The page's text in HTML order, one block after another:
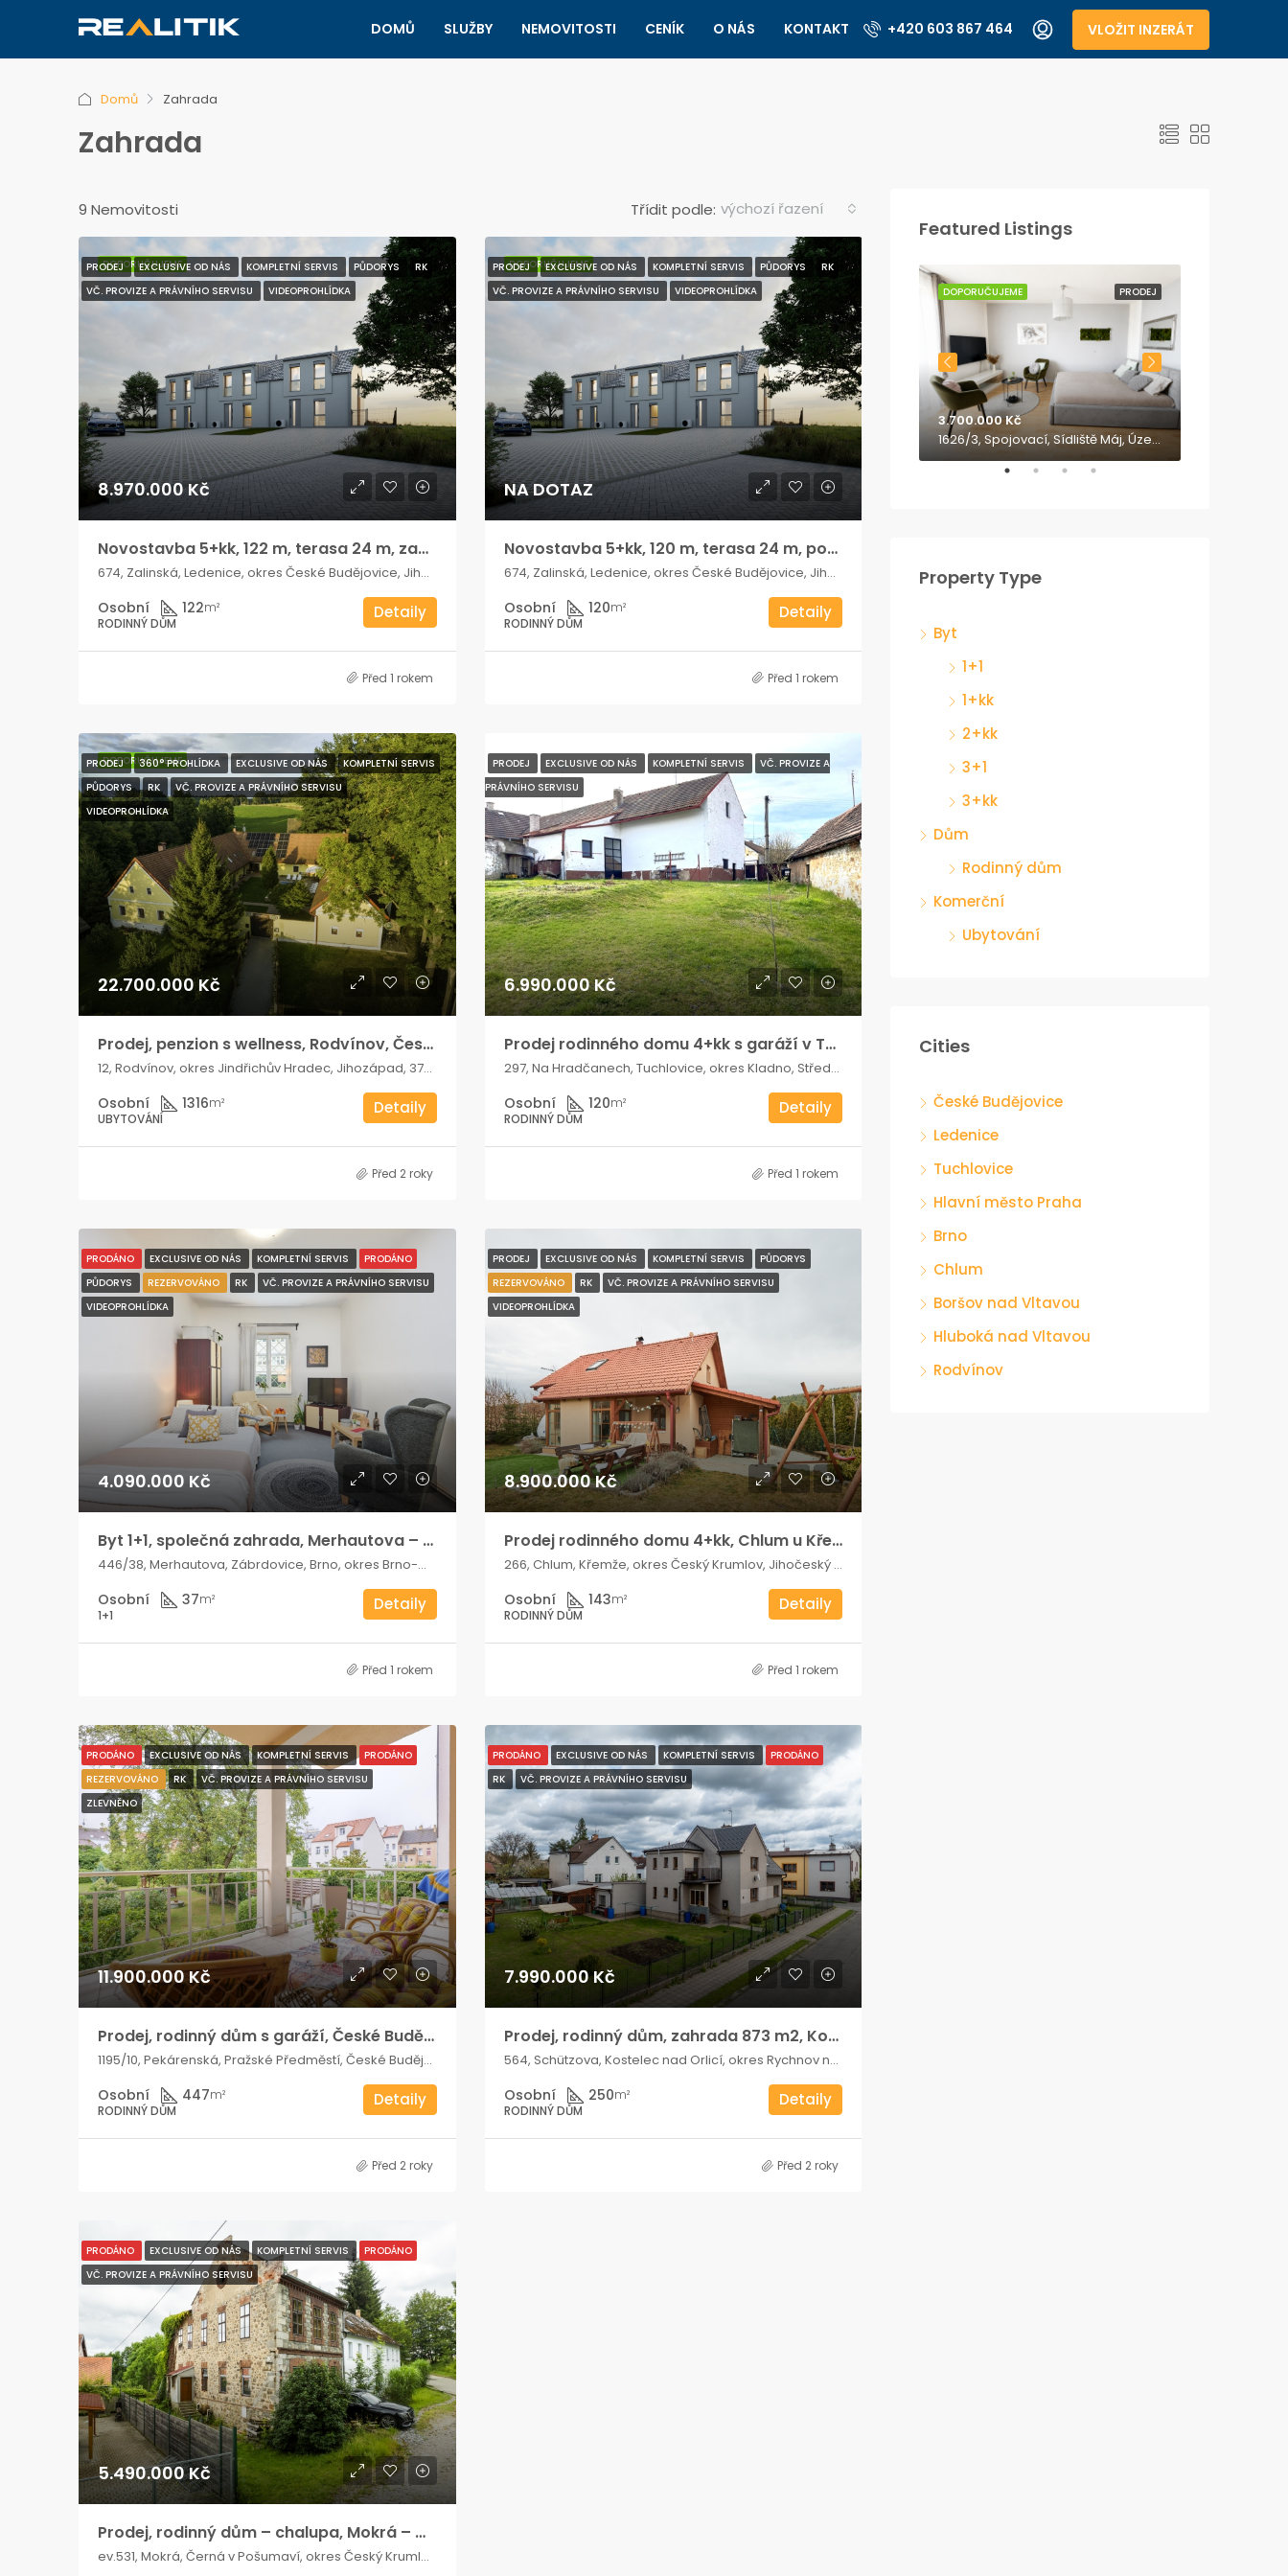
DOMŮ SLUŽBY NEMOVITOSTI CENÍK O NÁS KONTAKT +420 603 867 464 VLOŽIT INZERÁT
Domů Zahrada
Zahrada
9 Nemovitosti Třídit podle: výchozí řazení
DOPORUČUJEME
PRODEJ EXCLUSIVE OD NÁS KOMPLETNÍ SERVIS PŮDORYS
RK
VČ. PROVIZE A PRÁVNÍHO SERVISU
VIDEOPROHLÍDKA
8.970.000 Kč
Novostavba 5+kk, 122 m, terasa 24 m, zahrada 725 m, 2x parkování
674, Zalinská, Ledenice, okres České Budějovice, Jihozápad, 373 11, Česko
Osobní 122m²
RODINNÝ DŮM
Detaily
Před 1 rokem
DOPORUČUJEME
PRODEJ EXCLUSIVE OD NÁS KOMPLETNÍ SERVIS PŮDORYS
RK
VČ. PROVIZE A PRÁVNÍHO SERVISU
VIDEOPROHLÍDKA
NA DOTAZ
Novostavba 5+kk, 120 m, terasa 24 m, pozemek 725 m, 2x parkování
674, Zalinská, Ledenice, okres České Budějovice, Jihozápad, 373 11, Česko
Osobní 120m²
RODINNÝ DŮM
Detaily
Před 1 rokem
DOPORUČUJEME
PRODEJ 360° PROHLÍDKA EXCLUSIVE OD NÁS
KOMPLETNÍ SERVIS
PŮDORYS
RK
VČ. PROVIZE A PRÁVNÍHO SERVISU
VIDEOPROHLÍDKA
22.700.000 Kč
Prodej, penzion s wellness, Rodvínov, Česká Kanada
12, Rodvínov, okres Jindřichův Hradec, Jihozápad, 377 01, Česko
Osobní 1316m²
UBYTOVÁNÍ
Detaily
Před 2 roky
PRODEJ EXCLUSIVE OD NÁS KOMPLETNÍ SERVIS
VČ. PROVIZE A
PRÁVNÍHO SERVISU
6.990.000 Kč
Prodej rodinného domu 4+kk s garáží v Tuchlovicích
297, Na Hradčanech, Tuchlovice, okres Kladno, Střední Čechy, 273 02, Česko
Osobní 120m²
RODINNÝ DŮM
Detaily
Před 1 rokem
PRODÁNO EXCLUSIVE OD NÁS KOMPLETNÍ SERVIS
PRODÁNO
PŮDORYS
REZERVOVÁNO RK
VČ. PROVIZE A PRÁVNÍHO SERVISU
VIDEOPROHLÍDKA
4.090.000 Kč
Byt 1+1, společná zahrada, Merhautova – Brno
446/38, Merhautova, Zábrdovice, Brno, okres Brno-město, Jihomoravský kraj, 613 00, Česko
Osobní 37m²
1+1
Detaily
Před 1 rokem
PRODEJ EXCLUSIVE OD NÁS KOMPLETNÍ SERVIS
PŮDORYS
REZERVOVÁNO
RK
VČ. PROVIZE A PRÁVNÍHO SERVISU
VIDEOPROHLÍDKA
8.900.000 Kč
Prodej rodinného domu 4+kk, Chlum u Křemže – komfortní bydlení na klidném místě s výhledem na Kleť
266, Chlum, Křemže, okres Český Krumlov, Jihočeský kraj, Jihozápad, 382 03, Česko
Osobní 143m²
RODINNÝ DŮM
Detaily
Před 1 rokem
PRODÁNO EXCLUSIVE OD NÁS KOMPLETNÍ SERVIS
PRODÁNO
REZERVOVÁNO
RK
VČ. PROVIZE A PRÁVNÍHO SERVISU
ZLEVNĚNO
11.900.000 Kč
Prodej, rodinný dům s garáží, České Budějovice, Pekárenská ulice
1195/10, Pekárenská, Pražské Předměstí, České Budějovice 3, České Budějovice, okres České Budějovice, Jihočeský kraj, Jihozápad, 370 04, Česko
Osobní 447m²
RODINNÝ DŮM
Detaily
Před 2 roky
PRODÁNO EXCLUSIVE OD NÁS KOMPLETNÍ SERVIS
PRODÁNO
RK
VČ. PROVIZE A PRÁVNÍHO SERVISU
7.990.000 Kč
Prodej, rodinný dům, zahrada 873 m2, Kostelec nad Orlicí
564, Schützova, Kostelec nad Orlicí, okres Rychnov nad Kněžnou, Královéhradecký kraj, Severovýchod, 517 41, Česko
Osobní 250m²
RODINNÝ DŮM
Detaily
Před 2 roky
PRODÁNO EXCLUSIVE OD NÁS KOMPLETNÍ SERVIS
PRODÁNO
VČ. PROVIZE A PRÁVNÍHO SERVISU
5.490.000 Kč
Prodej, rodinný dům – chalupa, Mokrá – Černá v Pošumaví, Lipno
ev.531, Mokrá, Černá v Pošumaví, okres Český Krumlov, Jihočeský kraj, Jihozápad, 382 26, Česko
Featured Listings
DOPORUČUJEME
22.700.000 Kč
PRODEJ
DOPORUČUJEME
3.700.000 Kč
1626/3, Spojovací, Sídliště Máj, Územní skupina 4, České Budějovice 2, České Budějovice, okres České Budějovice, Jihočeský kraj, Jihozápad, 370 05, Česko
Property Type
Byt
1+1
1+kk
2+kk
3+1
3+kk
Dům
Rodinný dům
Komerční
Ubytování
Cities
České Budějovice
Ledenice
Tuchlovice
Hlavní město Praha
Brno
Chlum
Boršov nad Vltavou
Hluboká nad Vltavou
Rodvínov